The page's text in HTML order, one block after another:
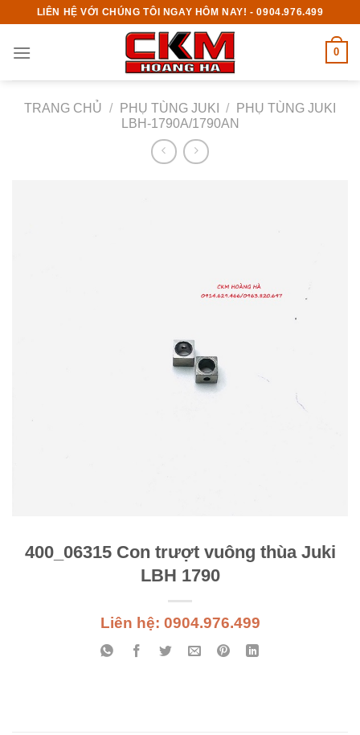
content
LIÊN HỆ VỚI CHÚNG TÔI NGAY HÔM NAY! - 0904.976.499
0
TRANG CHỦ / PHỤ TÙNG JUKI /
PHỤ TÙNG JUKI
LBH-1790A/1790AN
400_06315 Con trượt vuông thùa Juki
LBH 1790
Liên hệ: 0904.976.499